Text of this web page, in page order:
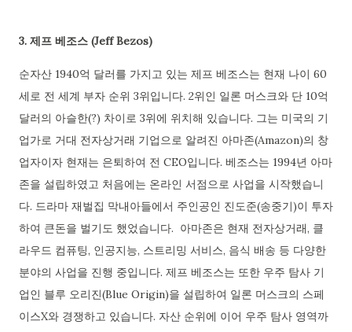
3. 제프 베조스 (Jeff Bezos)
순자산 1940억 달러를 가지고 있는 제프 베조스는 현재 나이 60
세로 전 세계 부자 순위 3위입니다. 2위인 일론 머스크와 단 10억
달러의 아슬한(?) 차이로 3위에 위치해 있습니다. 그는 미국의 기
업가로 거대 전자상거래 기업으로 알려진 아마존(Amazon)의 창
업자이자 현재는 은퇴하여 전 CEO입니다. 베조스는 1994년 아마
존을 설립하였고 처음에는 온라인 서점으로 사업을 시작했습니
다. 드라마 재벌집 막내아들에서 주인공인 진도준(송중기)이 투자
하여 큰돈을 벌기도 했었습니다. 아마존은 현재 전자상거래, 클
라우드 컴퓨팅, 인공지능, 스트리밍 서비스, 음식 배송 등 다양한
분야의 사업을 진행 중입니다. 제프 베조스는 또한 우주 탐사 기
업인 블루 오리진(Blue Origin)을 설립하여 일론 머스크의 스페
이스X와 경쟁하고 있습니다. 자산 순위에 이어 우주 탐사 영역까